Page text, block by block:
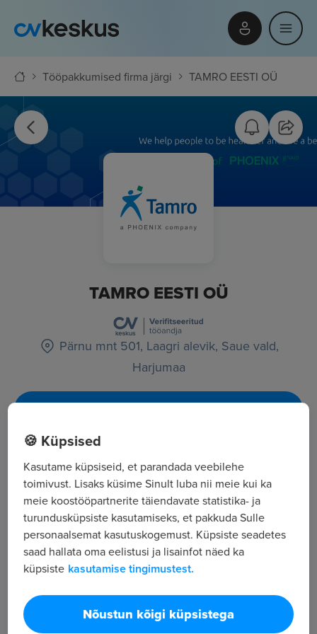
Tööpakkumised firma järgi TAMRO EESTI OÜ
TAMRO EESTI OÜ
Pärnu mnt 501, Laagri alevik, Saue vald,
Harjumaa
Kõik tööpakkumised
Tööpakkuja tutvustus
166
Töötajate arv
92 644
Vaatamised
Tamro Baltics on Baltimaade suurim ravimite hulgi-
ja jaemüügiettevõte. Meil on Balti riikides ligi 1200
töötajat. Koos frantsiisidega kannab BENU nime ligi
500 apteeki Eestis, Lätis ja Leedus. Tamro Baltics
🍪 Küpsised
Kasutame küpsiseid, et parandada veebilehe
toimivust. Lisaks küsime Sinult luba nii meie kui ka
meie koostööpartnerite täiendavate statistika- ja
turundusküpsiste kasutamiseks, et pakkuda Sulle
personaalsemat kasutuskogemust. Küpsiste seadetes
saad hallata oma eelistusi ja lisainfot näed ka
küpsiste kasutamise tingimustest.
Nõustun kõigi küpsistega